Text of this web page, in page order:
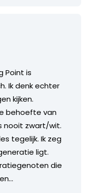
Point is
Ik denk echter
kijken.
behoefte van
nooit zwart/wit.
tegelijk. Ik zeg
ligt.
die